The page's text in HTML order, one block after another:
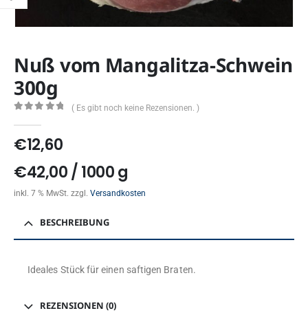
Nuß vom Mangalitza-Schwein
300g
( Es gibt noch keine Rezensionen. )
€12,60
€42,00/ 1000g
inkl. 7 % MwSt. zzgl. Versandkosten
BESCHREIBUNG
Ideales Stück für einen saftigen Braten.
REZENSIONEN (0)